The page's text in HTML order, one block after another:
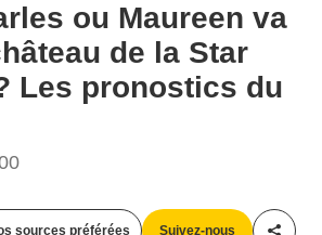
ou Maureen va
de la Star
Les pronostics du
sources préférées Suivez-nous